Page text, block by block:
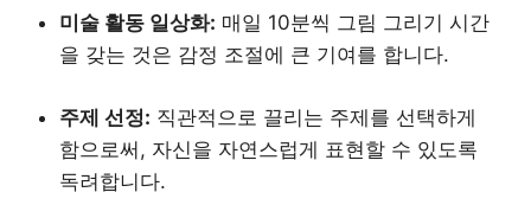
미술 활동 일상화: 매일 10분씩 그림 그리기 시간
을 갖는 것은 감정 조절에 큰 기여를 합니다.
주제 선정: 직관적으로 끌리는 주제를 선택하게
함으로써, 자신을 자연스럽게 표현할 수 있도록
독려합니다.